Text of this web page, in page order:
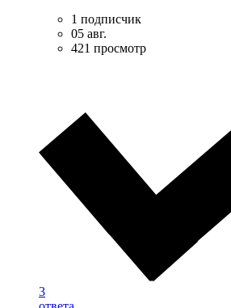
1 подписчик
05 авг.
421 просмотр
3